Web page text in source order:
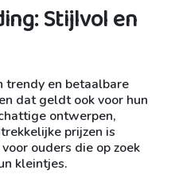
Stijlvol en
trendy en betaalbare
dat geldt ook voor hun
ontwerpen,
prijzen is
ouders die op zoek
kleintjes.